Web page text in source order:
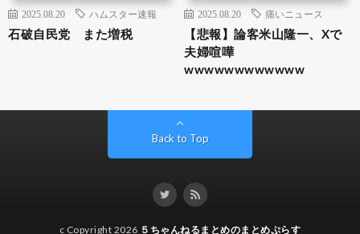
2025.08.20 ハムスター速報
石破自民党 また増税
2025.08.20 痛いニュース
【悲報】論客米山隆一、Xで
夫婦喧嘩
wwwwwwwwwwww
Back to Top
c Copyright 2026 ５ちゃんねるまとめのまとめぷらす